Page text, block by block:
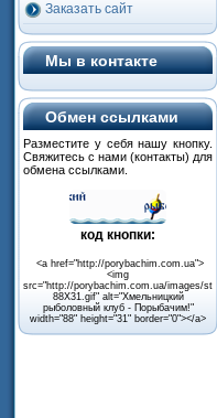
Заказать сайт
Мы в контакте
Обмен ссылками
Разместите у себя нашу кнопку.
Свяжитесь с нами (контакты) для
обмена ссылками
код кнопки:
<a href="http://porybachim.com.ua">
<img
src="http://porybachim.com.ua/images/
88X31.gif" alt="Хмельницкий
рыболовный клуб - Порыбачим!"
width="88" height="31" border="0"></a>